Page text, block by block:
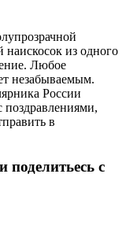
из одного
Любое
незабываемым.
России
в
поделитьесь с